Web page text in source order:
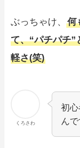
ぶっちゃけ、何
て、“パチパチ”
軽さ(笑)
くろさわ
初
ん